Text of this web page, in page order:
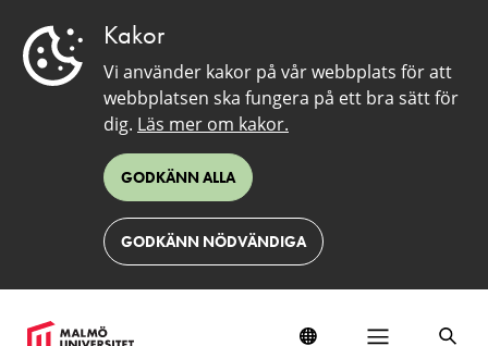
Kakor
Vi använder kakor på vår webbplats för att
webbplatsen ska fungera på ett bra sätt för
dig. Läs mer om kakor.
GODKÄNN ALLA
GODKÄNN NÖDVÄNDIGA